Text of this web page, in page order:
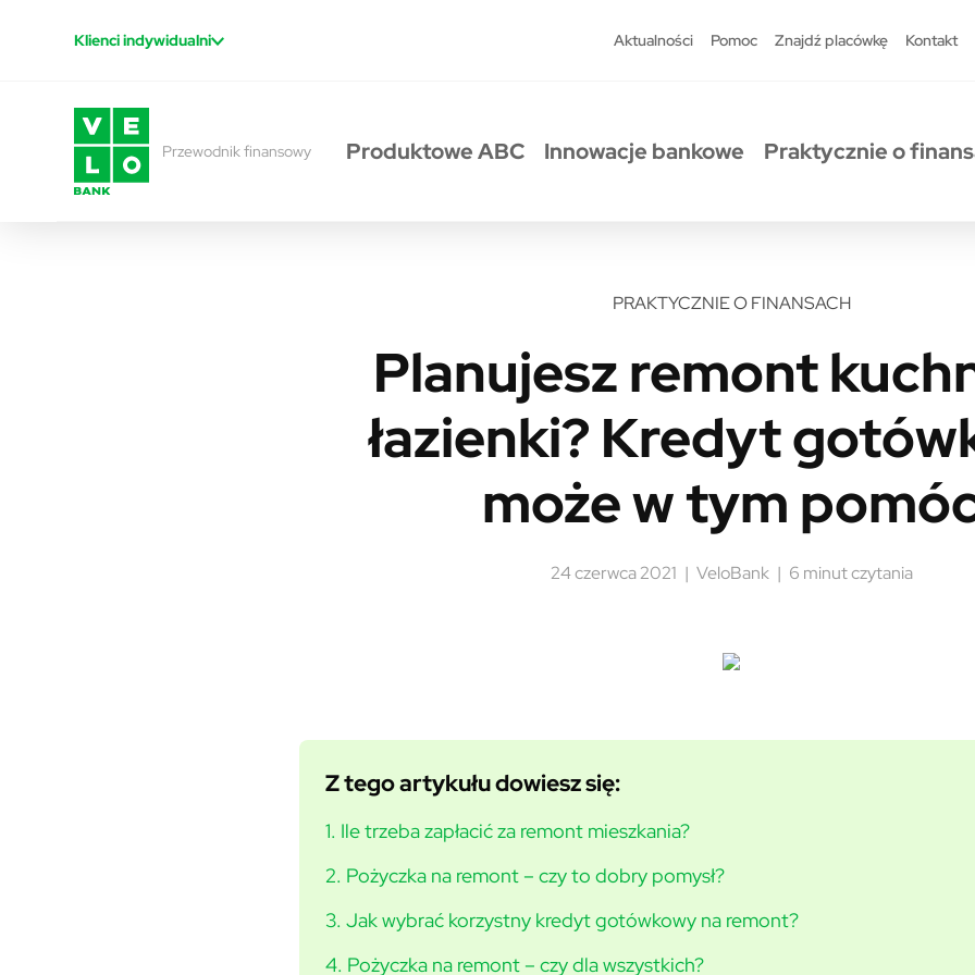
Klienci indywidualni Aktualności Pomoc Znajdź placówkę Kontakt
Przewodnik finansowy Produktowe ABC Innowacje bankowe Praktycznie o
PRAKTYCZNIE O FINANSACH
Planujesz remont
łazienki? Kredyt
może w tym
24 czerwca 2021 VeloBank 6 minut czytania
Z tego artykułu dowiesz się:
1. Ile trzeba zapłacić za remont mieszkania?
2. Pożyczka na remont – czy to dobry pomysł?
3. Jak wybrać korzystny kredyt gotówkowy na remont?
4. Pożyczka na remont – czy dla wszystkich?